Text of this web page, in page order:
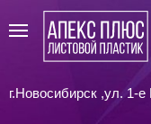
г.Новосибирск ,ул. 1-